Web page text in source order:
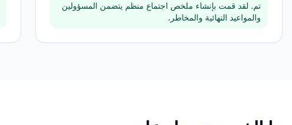
تم. لقد قمت بإنشاء ملخص اجتماع منظم يتضمن المسؤولين
والمواعيد النهائية والمخاطر.